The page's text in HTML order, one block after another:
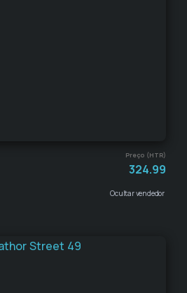
Preço (HTR)
324.99
Ocultar vendedor